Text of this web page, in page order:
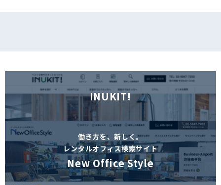
INUKIT!
働き方を、新しく。
レンタルオフィス検索サイト
New Office Style